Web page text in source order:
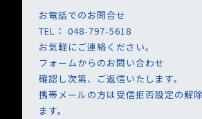
お電話でのお問合せ
TEL： 048-797-5618
お気軽にご連絡ください。
フォームからのお問い合わせ
確認し次第、ご返信いたします。
携帯メールの方は受信拒否設定の解
ます。